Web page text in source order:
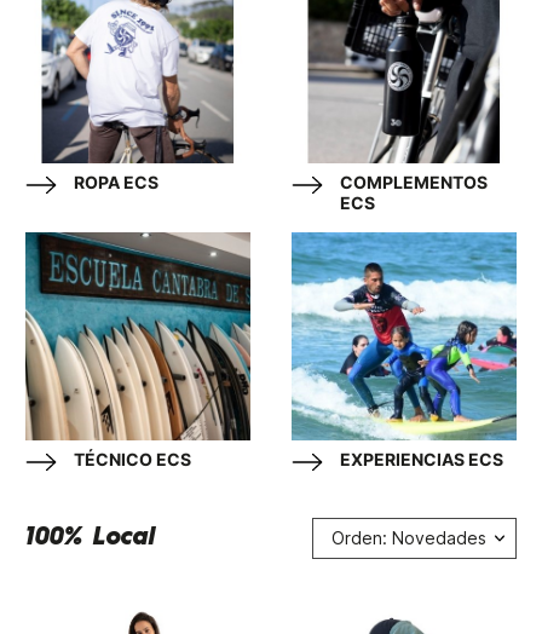
ROPA ECS
COMPLEMENTOS
ECS
TÉCNICO ECS EXPERIENCIAS ECS
100% Local Orden: Novedades